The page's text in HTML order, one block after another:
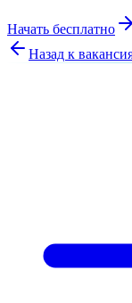
Начать бесплатно
Назад к